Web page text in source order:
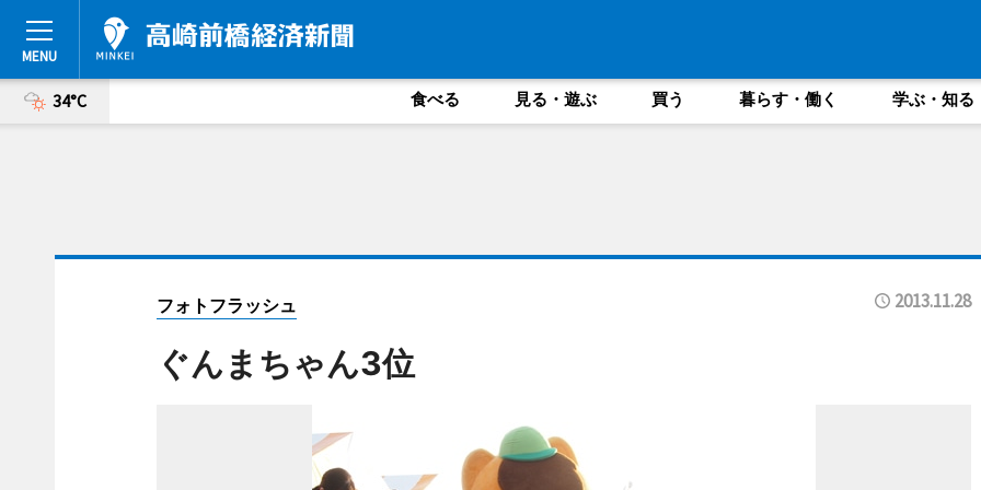
34°C 食べる 見る・遊ぶ 買う 暮らす・働く 学ぶ・知る
フォトフラッシュ 2013.11.28
ぐんまちゃん3位